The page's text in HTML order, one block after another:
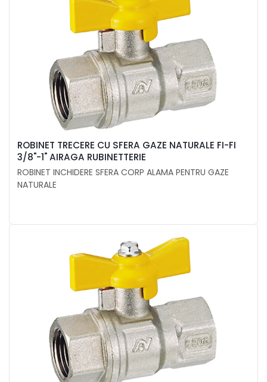
ROBINET TRECERE CU SFERA GAZE NATURALE FI-FI
3/8"-1" AIRAGA RUBINETTERIE
ROBINET INCHIDERE SFERA CORP ALAMA PENTRU GAZE
NATURALE